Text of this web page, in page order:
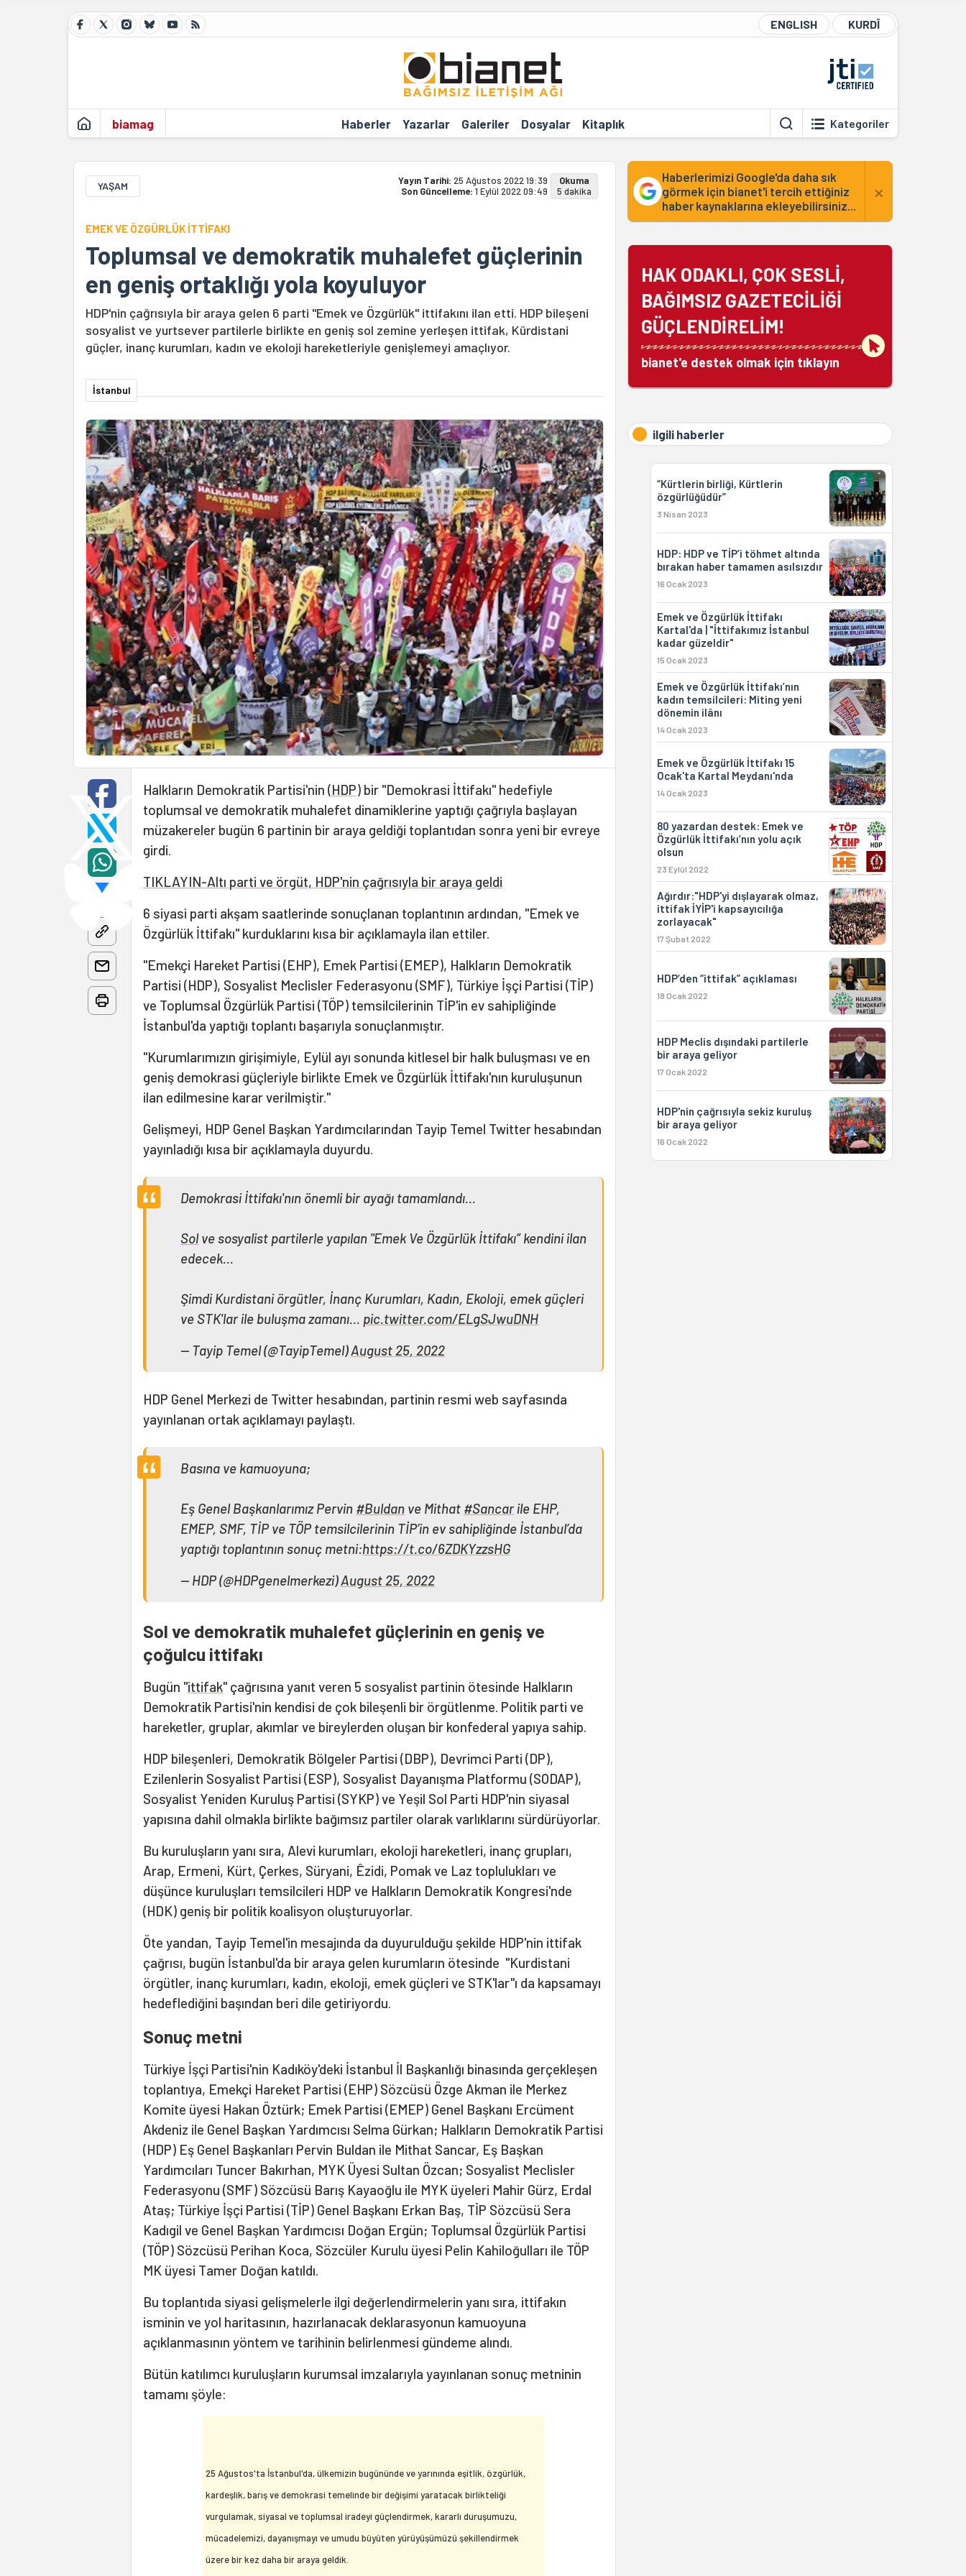
ENGLISH KURDÎ
biamag Haberler Yazarlar Galeriler Dosyalar Kitaplık Kategoriler
YAŞAM Yayın Tarihi: 25 Ağustos 2022 19:39
Son Güncelleme: 1 Eylül 2022 09:49
Okuma
5 dakika
EMEK VE ÖZGÜRLÜK İTTİFAKI
Toplumsal ve demokratik muhalefet güçlerinin
en geniş ortaklığı yola koyuluyor
HDP'nin çağrısıyla bir araya gelen 6 parti "Emek ve Özgürlük" ittifakını ilan etti. HDP bileşeni
sosyalist ve yurtsever partilerle birlikte en geniş sol zemine yerleşen ittifak, Kürdistani
güçler, inanç kurumları, kadın ve ekoloji hareketleriyle genişlemeyi amaçlıyor.
İstanbul
Halkların Demokratik Partisi'nin (HDP) bir "Demokrasi İttifakı" hedefiyle
toplumsal ve demokratik muhalefet dinamiklerine yaptığı çağrıyla başlayan
müzakereler bugün 6 partinin bir araya geldiği toplantıdan sonra yeni bir evreye
girdi.
TIKLAYIN-Altı parti ve örgüt, HDP'nin çağrısıyla bir araya geldi
6 siyasi parti akşam saatlerinde sonuçlanan toplantının ardından, "Emek ve
Özgürlük İttifakı" kurduklarını kısa bir açıklamayla ilan ettiler.
"Emekçi Hareket Partisi (EHP), Emek Partisi (EMEP), Halkların Demokratik
Partisi (HDP), Sosyalist Meclisler Federasyonu (SMF), Türkiye İşçi Partisi (TİP)
ve Toplumsal Özgürlük Partisi (TÖP) temsilcilerinin TİP'in ev sahipliğinde
İstanbul'da yaptığı toplantı başarıyla sonuçlanmıştır.
"Kurumlarımızın girişimiyle, Eylül ayı sonunda kitlesel bir halk buluşması ve en
geniş demokrasi güçleriyle birlikte Emek ve Özgürlük İttifakı'nın kuruluşunun
ilan edilmesine karar verilmiştir."
Gelişmeyi, HDP Genel Başkan Yardımcılarından Tayip Temel Twitter hesabından
yayınladığı kısa bir açıklamayla duyurdu.
Demokrasi İttifakı'nın önemli bir ayağı tamamlandı…
Solve sosyalist partilerle yapılan "Emek Ve Özgürlük İttifakı” kendini ilan
edecek…
Şimdi Kurdistani örgütler, İnanç Kurumları, Kadın, Ekoloji, emek güçleri
ve STK'lar ile buluşma zamanı… pic.twitter.com/ELgSJwuDNH
— Tayip Temel (@TayipTemel)August 25, 2022
HDP Genel Merkezi de Twitter hesabından, partinin resmi web sayfasında
yayınlanan ortak açıklamayı paylaştı.
Basına ve kamuoyuna;
Eş Genel Başkanlarımız Pervin #Buldan ve Mithat #Sancarile EHP,
EMEP, SMF, TİP ve TÖP temsilcilerinin TİP’in ev sahipliğinde İstanbul’da
yaptığı toplantının sonuç metni:https://t.co/6ZDKYzzsHG
— HDP (@HDPgenelmerkezi)August 25, 2022
Sol ve demokratik muhalefet güçlerinin en geniş ve
çoğulcu ittifakı
Bugün "ittifak" çağrısına yanıt veren 5 sosyalist partinin ötesinde Halkların
Demokratik Partisi'nin kendisi de çok bileşenli bir örgütlenme. Politik parti ve
hareketler, gruplar, akımlar ve bireylerden oluşan bir konfederal yapıya sahip.
HDP bileşenleri, Demokratik Bölgeler Partisi (DBP), Devrimci Parti (DP),
Ezilenlerin Sosyalist Partisi (ESP), Sosyalist Dayanışma Platformu (SODAP),
Sosyalist Yeniden Kuruluş Partisi (SYKP) ve Yeşil Sol Parti HDP'nin siyasal
yapısına dahil olmakla birlikte bağımsız partiler olarak varlıklarını sürdürüyorlar.
Bu kuruluşların yanı sıra, Alevi kurumları, ekoloji hareketleri, inanç grupları,
Arap, Ermeni, Kürt, Çerkes, Süryani, Êzidi, Pomak ve Laz toplulukları ve
düşünce kuruluşları temsilcileri HDP ve Halkların Demokratik Kongresi'nde
(HDK) geniş bir politik koalisyon oluşturuyorlar.
Öte yandan, Tayip Temel'in mesajında da duyurulduğu şekilde HDP'nin ittifak
çağrısı, bugün İstanbul'da bir araya gelen kurumların ötesinde "Kurdistani
örgütler, inanç kurumları, kadın, ekoloji, emek güçleri ve STK'lar"ı da kapsamayı
hedeflediğini başından beri dile getiriyordu.
Sonuç metni
Türkiye İşçi Partisi'nin Kadıköy'deki İstanbul İl Başkanlığı binasında gerçekleşen
toplantıya, Emekçi Hareket Partisi (EHP) Sözcüsü Özge Akman ile Merkez
Komite üyesi Hakan Öztürk; Emek Partisi (EMEP) Genel Başkanı Ercüment
Akdeniz ile Genel Başkan Yardımcısı Selma Gürkan; Halkların Demokratik Partisi
(HDP) Eş Genel Başkanları Pervin Buldan ile Mithat Sancar, Eş Başkan
Yardımcıları Tuncer Bakırhan, MYK Üyesi Sultan Özcan; Sosyalist Meclisler
Federasyonu (SMF) Sözcüsü Barış Kayaoğlu ile MYK üyeleri Mahir Gürz, Erdal
Ataş; Türkiye İşçi Partisi (TİP) Genel Başkanı Erkan Baş, TİP Sözcüsü Sera
Kadıgil ve Genel Başkan Yardımcısı Doğan Ergün; Toplumsal Özgürlük Partisi
(TÖP) Sözcüsü Perihan Koca, Sözcüler Kurulu üyesi Pelin Kahiloğulları ile TÖP
MK üyesi Tamer Doğan katıldı.
Bu toplantıda siyasi gelişmelerle ilgi değerlendirmelerin yanı sıra, ittifakın
isminin ve yol haritasının, hazırlanacak deklarasyonun kamuoyuna
açıklanmasının yöntem ve tarihinin belirlenmesi gündeme alındı.
Bütün katılımcı kuruluşların kurumsal imzalarıyla yayınlanan sonuç metninin
tamamı şöyle:
25 Ağustos'ta İstanbul'da, ülkemizin bugününde ve yarınında eşitlik, özgürlük,
kardeşlik, barış ve demokrasi temelinde bir değişimi yaratacak birlikteliği
vurgulamak, siyasal ve toplumsal iradeyi güçlendirmek, kararlı duruşumuzu,
mücadelemizi, dayanışmayı ve umudu büyüten yürüyüşümüzü şekillendirmek
üzere bir kez daha bir araya geldik.
Haberlerimizi Google'da daha sık
görmek için bianet'i tercih ettiğiniz
haber kaynaklarına ekleyebilirsiniz...
×
HAK ODAKLI, ÇOK SESLİ,
BAĞIMSIZ GAZETECİLİĞİ
GÜÇLENDİRELİM!
bianet'e destek olmak için tıklayın
ilgili haberler
“Kürtlerin birliği, Kürtlerin
özgürlüğüdür”
3 Nisan 2023
HDP: HDP ve TİP’i töhmet altında
bırakan haber tamamen asılsızdır
16 Ocak 2023
Emek ve Özgürlük İttifakı
Kartal'da | "İttifakımız İstanbul
kadar güzeldir"
15 Ocak 2023
Emek ve Özgürlük İttifakı’nın
kadın temsilcileri: Miting yeni
dönemin ilânı
14 Ocak 2023
Emek ve Özgürlük İttifakı 15
Ocak'ta Kartal Meydanı'nda
14 Ocak 2023
80 yazardan destek: Emek ve
Özgürlük İttifakı’nın yolu açık
olsun
23 Eylül 2022
Ağırdır:"HDP'yi dışlayarak olmaz,
ittifak İYİP'i kapsayıcılığa
zorlayacak"
17 Şubat 2022
HDP’den “ittifak” açıklaması
18 Ocak 2022
HDP Meclis dışındaki partilerle
bir araya geliyor
17 Ocak 2022
HDP'nin çağrısıyla sekiz kuruluş
bir araya geliyor
16 Ocak 2022